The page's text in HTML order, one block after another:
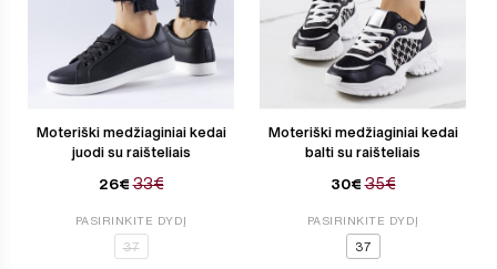
Moteriški medžiaginiai kedai
juodi su raišteliais
26€ 33€
PASIRINKITE DYDĮ
37
Moteriški medžiaginiai kedai
balti su raišteliais
30€ 35€
PASIRINKITE DYDĮ
37